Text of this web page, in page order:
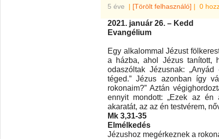
5 éve | [Törölt felhasználó] | 0
2021. január 26. – Kedd
Evangélium
Egy alkalommal Jézust
a házba, ahol Jézus tanított,
odaszóltak Jézusnak:
téged.” Jézus azonban így
rokonaim?” Aztán
ennyit mondott: „Ezek az
akaratát, az az én testvérem,
Mk 3,31-35
Elmélkedés
Jézushoz megérkeznek a